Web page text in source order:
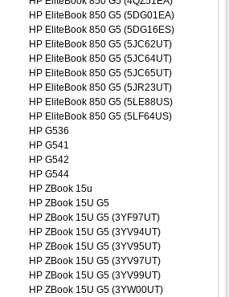
HP EliteBook 850 G5 (5DG01EA)
HP EliteBook 850 G5 (5DG16ES)
HP EliteBook 850 G5 (5JC62UT)
HP EliteBook 850 G5 (5JC64UT)
HP EliteBook 850 G5 (5JC65UT)
HP EliteBook 850 G5 (5JR23UT)
HP EliteBook 850 G5 (5LE88US)
HP EliteBook 850 G5 (5LF64US)
HP G536
HP G541
HP G542
HP G544
HP ZBook 15u
HP ZBook 15U G5
HP ZBook 15U G5 (3YF97UT)
HP ZBook 15U G5 (3YV94UT)
HP ZBook 15U G5 (3YV95UT)
HP ZBook 15U G5 (3YV97UT)
HP ZBook 15U G5 (3YV99UT)
HP ZBook 15U G5 (3YW00UT)